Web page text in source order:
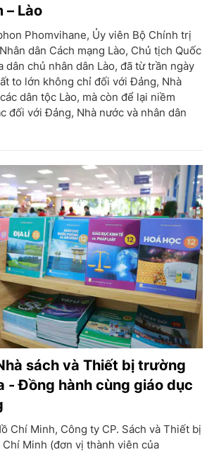
– Lào
Phomvihane, Ủy viên Bộ Chính trị
dân Cách mạng Lào, Chủ tịch Quốc
dân chủ nhân dân Lào, đã từ trần ngày
to lớn không chỉ đối với Đảng, Nhà
dân tộc Lào, mà còn để lại niềm
đối với Đảng, Nhà nước và nhân dân
sách và Thiết bị trường
- Đồng hành cùng giáo dục
Chí Minh, Công ty CP. Sách và Thiết bị
Minh (đơn vị thành viên của